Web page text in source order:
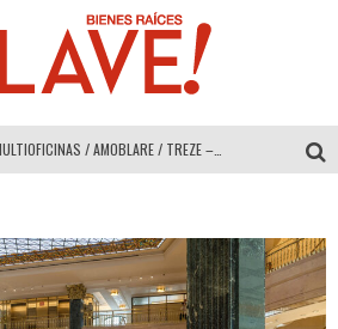
MULTIOFICINAS / AMOBLARE / TREZE – Especial Interiorismo & Decoración 2026
COLINEAL – Especial Interiorismo & Decoración 2026
ADRIANA HOYOS DESIGN STUDIO – Especial Interiorismo & Decoración 2026